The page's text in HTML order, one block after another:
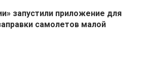
запустили приложение для
самолетов малой